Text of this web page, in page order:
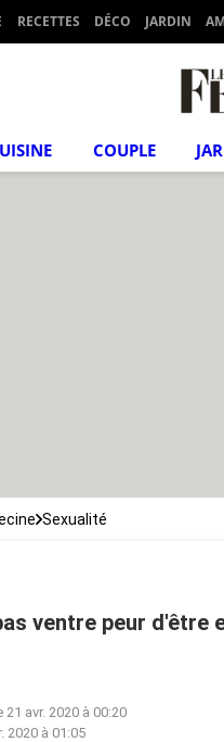
RECETTES DÉCO JARDIN
COUPLE
Sexualité
ventre peur d'être
21 avr. 2020 à 00:20
2020 à 01:05